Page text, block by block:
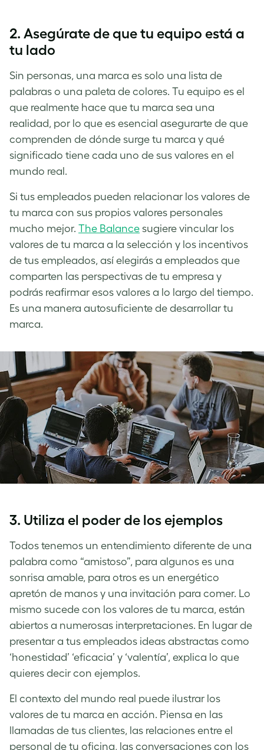
2. Asegúrate de que tu equipo está a
tu lado
Sin personas, una marca es solo una lista de
palabras o una paleta de colores. Tu equipo es el
que realmente hace que tu marca sea una
realidad, por lo que es esencial asegurarte de que
comprenden de dónde surge tu marca y qué
significado tiene cada uno de sus valores en el
mundo real.
Si tus empleados pueden relacionar los valores de
tu marca con sus propios valores personales
mucho mejor. The Balance sugiere vincular los
valores de tu marca a la selección y los incentivos
de tus empleados, así elegirás a empleados que
comparten las perspectivas de tu empresa y
podrás reafirmar esos valores a lo largo del tiempo.
Es una manera autosuficiente de desarrollar tu
marca.
3. Utiliza el poder de los ejemplos
Todos tenemos un entendimiento diferente de una
palabra como “amistoso”, para algunos es una
sonrisa amable, para otros es un energético
apretón de manos y una invitación para comer. Lo
mismo sucede con los valores de tu marca, están
abiertos a numerosas interpretaciones. En lugar de
presentar a tus empleados ideas abstractas como
‘honestidad’ ‘eficacia’ y ‘valentía’, explica lo que
quieres decir con ejemplos.
El contexto del mundo real puede ilustrar los
valores de tu marca en acción. Piensa en las
llamadas de tus clientes, las relaciones entre el
personal de tu oficina, las conversaciones con los